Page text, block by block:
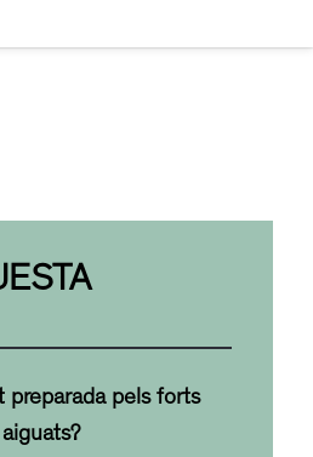
preparada pels forts
aiguats?